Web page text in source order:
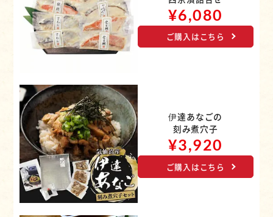
¥6,080
ご購入はこちら
伊達あなごの
刻み煮穴子
¥3,920
ご購入はこちら